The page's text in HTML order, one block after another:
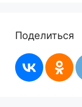
Поделиться